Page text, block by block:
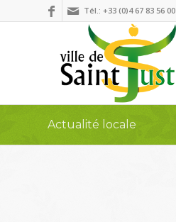
Tél.: +33 (0)4 67 83 56 00
Actualité locale